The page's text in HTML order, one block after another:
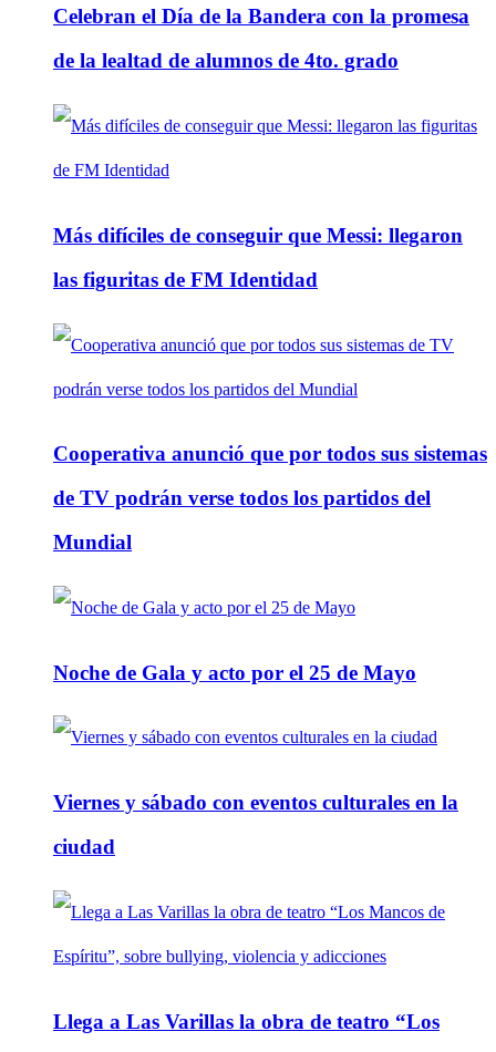
Celebran el Día de la Bandera con la promesa
de la lealtad de alumnos de 4to. grado
Más difíciles de conseguir que Messi: llegaron
las figuritas de FM Identidad
Cooperativa anunció que por todos sus sistemas
de TV podrán verse todos los partidos del
Mundial
Noche de Gala y acto por el 25 de Mayo
Viernes y sábado con eventos culturales en la
ciudad
Llega a Las Varillas la obra de teatro “Los